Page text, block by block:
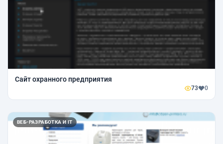
Сайт охранного предприятия
73 0
ВЕБ-РАЗРАБОТКА И IT